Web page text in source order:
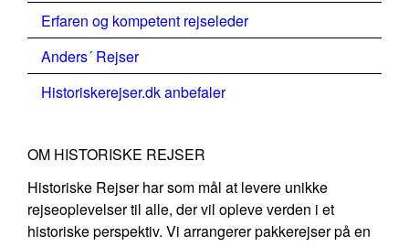
Erfaren og kompetent rejseleder
Anders´ Rejser
Historiskerejser.dk anbefaler
OM HISTORISKE REJSER
Historiske Rejser har som mål at levere unikke
rejseoplevelser til alle, der vil opleve verden i et
historiske perspektiv. Vi arrangerer pakkerejser på en